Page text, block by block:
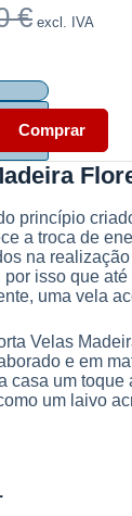
€ excl. IVA
Comprar
princípio
a troca de
na
por isso que
uma vela
Velas
e em
casa um
um laivo